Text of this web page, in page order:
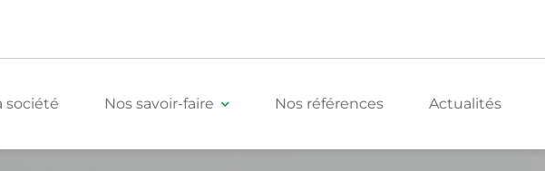
société Nos savoir-faire Nos références Actualités